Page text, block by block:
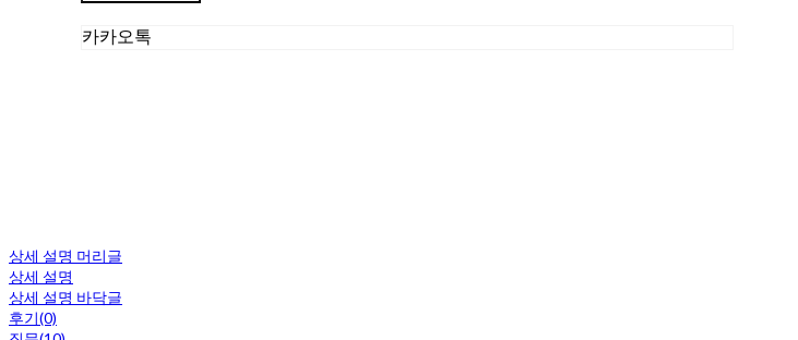
카카오톡
상세 설명 머리글
상세 설명
상세 설명 바닥글
후기(0)